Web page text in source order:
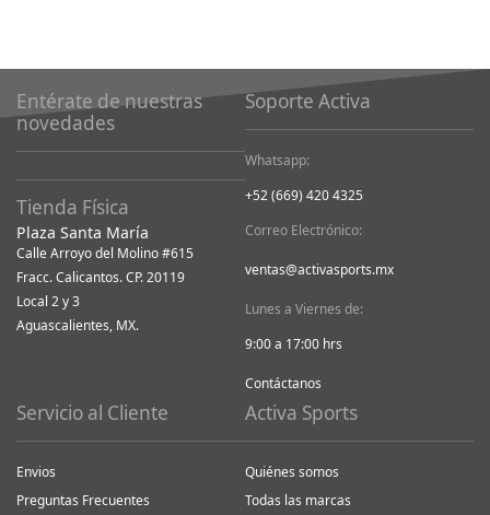
Entérate de nuestras
novedades
Tienda Física
Plaza Santa María
Calle Arroyo del Molino #615
Fracc. Calicantos. CP. 20119
Local 2 y 3
Aguascalientes, MX.
Soporte Activa
Whatsapp:
+52 (669) 420 4325
Correo Electrónico:
ventas@activasports.mx
Lunes a Viernes de:
9:00 a 17:00 hrs
Contáctanos
Servicio al Cliente
Envios
Preguntas Frecuentes
Activa Sports
Quiénes somos
Todas las marcas